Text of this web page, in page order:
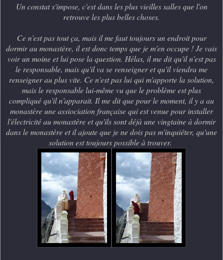
Un constat s'impose, c'est dans les plus vieilles salles que l'on
retrouve les plus belles choses.
Ce n'est pas tout ça, mais il me faut toujours un endroit pour
dormir au monastère, il est donc temps que je m'en occupe ! Je vais
voir un moine et lui pose la question. Hélas, il me dit qu'il n'est pas
le responsable, mais qu'il va se renseigner et qu'il viendra me
renseigner au plus vite. Ce n'est pas lui qui m'apporte la solution,
mais le responsable lui-même vu que le problème est plus
compliqué qu'il n'apparait. Il me dit que pour le moment, il y a au
monastère une assiociation française qui est venue pour installer
l'électricité au monastère et qu'ils sont déjà une vingtaine à dormir
dans le monastère et il ajoute que je ne dois pas m'inquiéter, qu'une
solution est toujours possible à trouver.